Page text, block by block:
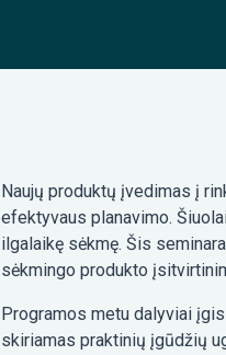
Naujų produktų įvedimas į
efektyvaus planavimo.
ilgalaikę sėkmę. Šis
sėkmingo produkto
Programos metu dalyviai
skiriamas praktinių įgūdžių